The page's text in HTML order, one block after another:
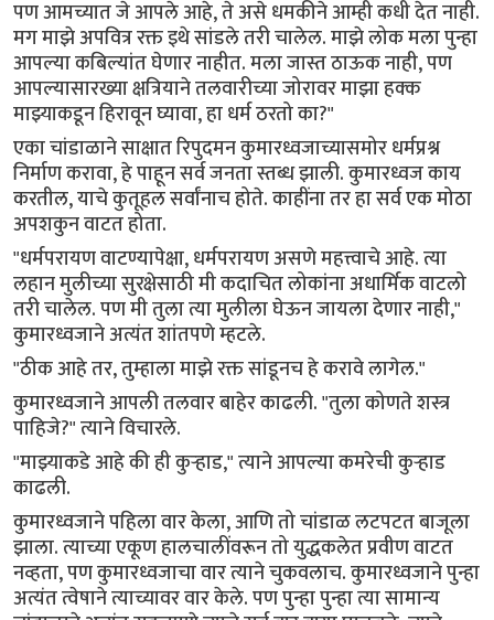
पण आमच्यात जे आपले आहे, ते असे धमकीने आम्ही कधी देत नाही.
मग माझे अपवित्र रक्त इथे सांडले तरी चालेल. माझे लोक मला पुन्हा
आपल्या कबिल्यांत घेणार नाहीत. मला जास्त ठाऊक नाही, पण
आपल्यासारख्या क्षत्रियाने तलवारीच्या जोरावर माझा हक्क
माझ्याकडून हिरावून घ्यावा, हा धर्म ठरतो का?"
एका चांडाळाने साक्षात रिपुदमन कुमारध्वजाच्यासमोर धर्मप्रश्न
निर्माण करावा, हे पाहून सर्व जनता स्तब्ध झाली. कुमारध्वज काय
करतील, याचे कुतूहल सर्वांनाच होते. काहींना तर हा सर्व एक मोठा
अपशकुन वाटत होता.
"धर्मपरायण वाटण्यापेक्षा, धर्मपरायण असणे महत्त्वाचे आहे. त्या
लहान मुलीच्या सुरक्षेसाठी मी कदाचित लोकांना अधार्मिक वाटलो
तरी चालेल. पण मी तुला त्या मुलीला घेऊन जायला देणार नाही,"
कुमारध्वजाने अत्यंत शांतपणे म्हटले.
"ठीक आहे तर, तुम्हाला माझे रक्त सांडूनच हे करावे लागेल."
कुमारध्वजाने आपली तलवार बाहेर काढली. "तुला कोणते शस्त्र
पाहिजे?" त्याने विचारले.
"माझ्याकडे आहे की ही कुऱ्हाड," त्याने आपल्या कमरेची कुऱ्हाड
काढली.
कुमारध्वजाने पहिला वार केला, आणि तो चांडाळ लटपटत बाजूला
झाला. त्याच्या एकूण हालचालींवरून तो युद्धकलेत प्रवीण वाटत
नव्हता, पण कुमारध्वजाचा वार त्याने चुकवलाच. कुमारध्वजाने पुन्हा
अत्यंत त्वेषाने त्याच्यावर वार केले. पण पुन्हा पुन्हा त्या सामान्य